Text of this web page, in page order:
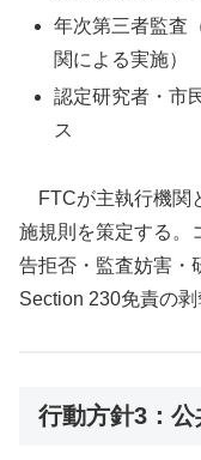
年次第三者監査
関による実施）
認定研究者・市
ス
FTCが主執行機関
施規則を策定する。
告拒否・監査妨害・
Section 230免責の剥
行動方針3：